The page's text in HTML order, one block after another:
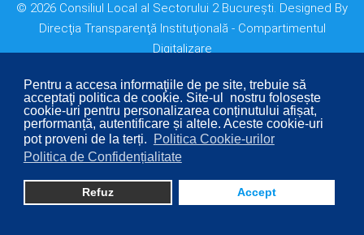
Pentru a accesa informaţiile de pe site, trebuie să
acceptaţi politica de cookie. Site-ul nostru folosește
cookie-uri pentru personalizarea conținutului afișat,
performanță, autentificare și altele. Aceste cookie-uri
pot proveni de la terți.
Politica Cookie-urilor
Politica de Confidențialitate
Refuz Accept
© 2026 Consiliul Local al Sectorului 2 București. Designed By
Direcţia Transparenţă Instituţională - Compartimentul
Digitalizare